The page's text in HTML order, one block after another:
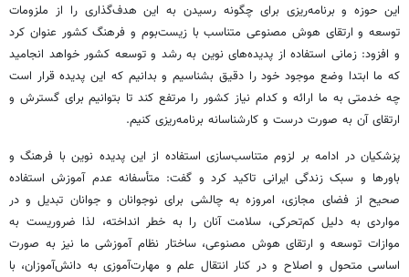
این حوزه و برنامه‌ریزی برای چگونه رسیدن به این هدف‌گذاری را از ملزومات
توسعه و ارتقای هوش مصنوعی متناسب با زیست‌بوم و فرهنگ کشور عنوان کرد
و افزود: زمانی استفاده از پدیده‌های نوین به رشد و توسعه کشور خواهد انجامید
که ما ابتدا وضع موجود خود را دقیق بشناسیم و بدانیم که این پدیده قرار است
چه خدمتی به ما ارائه و کدام نیاز کشور را مرتفع کند تا بتوانیم برای گسترش و
ارتقای آن به صورت درست و کارشناسانه برنامه‌ریزی کنیم.
پزشکیان در ادامه بر لزوم متناسب‌سازی استفاده از این پدیده نوین با فرهنگ و
باورها و سبک زندگی ایرانی تاکید کرد و گفت‌: متأسفانه عدم آموزش استفاده
صحیح از فضای مجازی، امروزه به چالشی برای نوجوانان و جوانان تبدیل و در
مواردی به دلیل کم‌تحرکی، سلامت آنان را به خطر انداخته، لذا ضروریست به
موازات توسعه و ارتقای هوش مصنوعی، ساختار نظام آموزشی ما نیز به صورت
اساسی متحول و اصلاح و در کنار انتقال علم و مهارت‌آموزی به دانش‌آموزان، با